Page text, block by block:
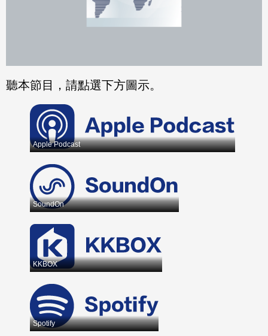
聽本節目，請點選下方圖示。
Apple Podcast
SoundOn
KKBOX
Spotify